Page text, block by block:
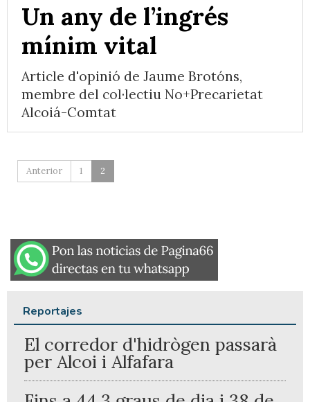
Un any de l’ingrés
mínim vital
Article d'opinió de Jaume Brotóns,
membre del col·lectiu No+Precarietat
Alcoiá-Comtat
Anterior 1 2
Reportajes
El corredor d'hidrògen passarà
per Alcoi i Alfafara